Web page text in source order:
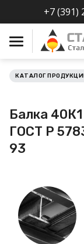
+7 (391)
Металлопрокат
нержавеющий
Металлопрокат
калиброванный
Профлист
КАТАЛОГ
Балка
ГОСТ Р
93